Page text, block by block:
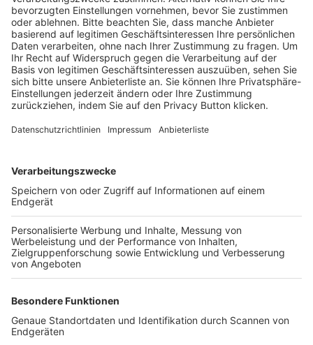
Schulungsangebot Vereinsmitarbeiter
BFV-Geschäftsstellen
Trainerbörse
Login SpielPlus
FOLGE DEM BFV
TOP-VEREINE
TOP-PARTNER